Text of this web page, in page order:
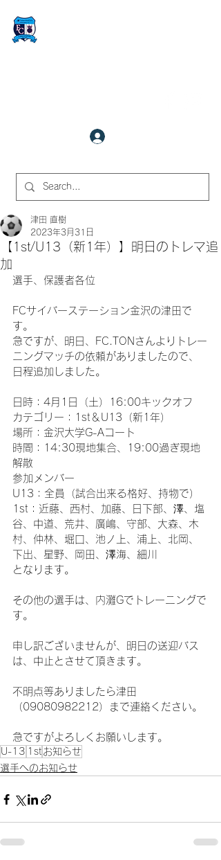
【1st/U13（新1年）】明日のトレマ追
加
津田 直樹
2023年3月31日
選手、保護者各位
FCサイバーステーション金沢の津田で
す。
急ですが、明日、FC.TONさんよりトレー
ニングマッチの依頼がありましたので、
日程追加しました。
日時：4月1日（土）16:00キックオフ
カテゴリー：1st＆U13（新1年）
場所：金沢大学G-Aコート
時間：14:30現地集合、19:00過ぎ現地
解散
参加メンバー
U13：全員（試合出来る格好、持物で）
1st：近藤、西村、加藤、日下部、澤、塩
谷、中道、荒井、廣嶋、守部、大森、木
村、仲林、堀口、池ノ上、浦上、北岡、
下出、星野、岡田、澤海、細川
となります。
その他の選手は、内灘Gでトレーニングで
す。
申し訳ございませんが、明日の送迎バス
は、中止とさせて頂きます。
不明点等ありましたら津田
（09080982212）まで連絡ください。
急ですがよろしくお願いします。
U-13 1st お知らせ
選手へのお知らせ